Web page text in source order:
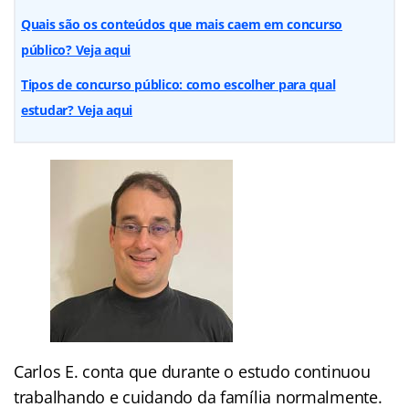
Quais são os conteúdos que mais caem em concurso
público? Veja aqui
Tipos de concurso público: como escolher para qual
estudar? Veja aqui
Carlos E. conta que durante o estudo continuou
trabalhando e cuidando da família normalmente.